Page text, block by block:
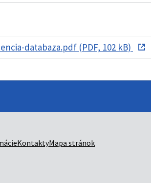
databaza.pdf (PDF, 102 kB)
KontaktyMapa stránok